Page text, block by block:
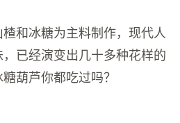
和冰糖为主料制作，现代人
已经演变出几十多种花样的
葫芦你都吃过吗？